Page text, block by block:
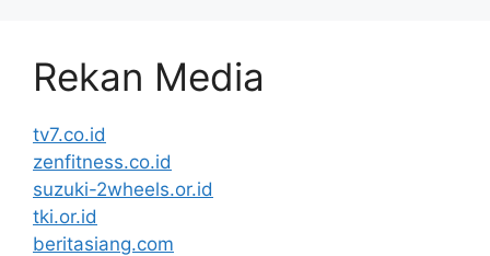
Rekan Media
tv7.co.id
zenfitness.co.id
suzuki-2wheels.or.id
tki.or.id
beritasiang.com